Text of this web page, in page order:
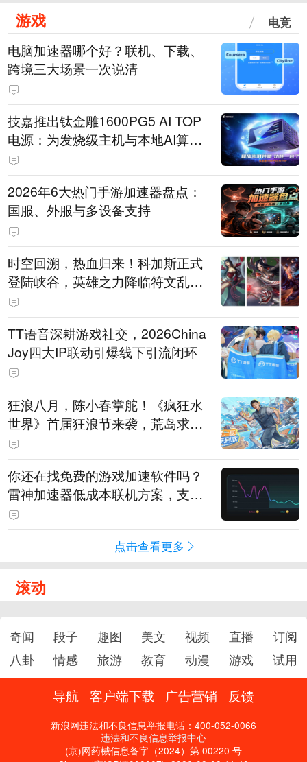
游戏 电竞
电脑加速器哪个好？联机、下载、
跨境三大场景一次说清
技嘉推出钛金雕1600PG5 AI TOP
电源：为发烧级主机与本地AI算力
打造旗舰供电方案
2026年6大热门手游加速器盘点：
国服、外服与多设备支持
时空回溯，热血归来！科加斯正式
登陆峡谷，英雄之力降临符文乱
斗！
TT语音深耕游戏社交，2026China
Joy四大IP联动引爆线下引流闭环
狂浪八月，陈小春掌舵！《疯狂水
世界》首届狂浪节来袭，荒岛求生
直播即将开启
你还在找免费的游戏加速软件吗？
雷神加速器低成本联机方案，支持
免费试用
点击查看更多
滚动
奇闻 段子 趣图 美文 视频 直播
订阅
八卦
情感 旅游 教育 动漫 游戏 试用
导航 客户端下载 广告营销 反馈
新浪网违法和不良信息举报电话：400-052-0066
违法和不良信息举报中心
(京)网药械信息备字（2024）第 00220 号